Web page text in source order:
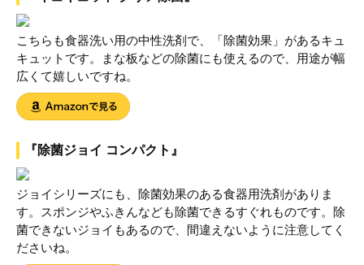
こちらも食器洗い用の中性洗剤で、「除菌効果」があるキュ
キュットです。まな板などの除菌にも使えるので、用途が幅
広くて嬉しいですね。
『除菌ジョイ コンパクト』
ジョイシリーズにも、除菌効果のある食器用洗剤がありま
す。スポンジやふきんなども除菌できるすぐれものです。除
菌できないジョイもあるので、間違えないように注意してく
ださいね。